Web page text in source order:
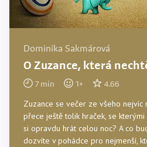
Dominika Sakmárová
O Zuzance, která
7min 1+ 4.66
Zuzance se večer ze všeho nejvíc
přece ještě tolik hraček, se
si opravdu hrát celou noc? A co
dozvíte v pohádce pro nejmenší,